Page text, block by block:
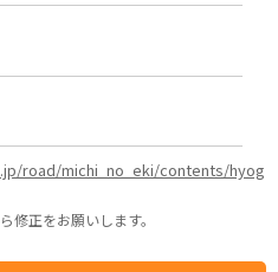
road/michi_no_eki/contents/hyog
修正をお願いします。